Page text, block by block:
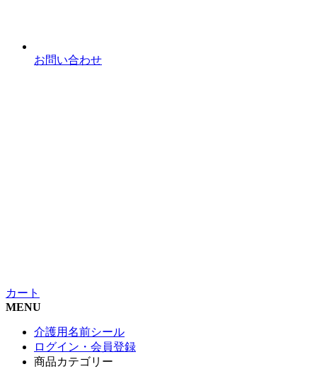
お問い合わせ
カート
MENU
介護用名前シール
ログイン・会員登録
商品カテゴリー